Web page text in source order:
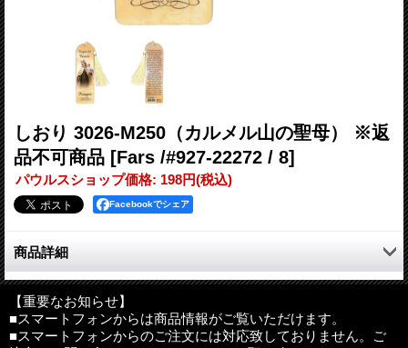
しおり 3026-M250（カルメル山の聖母） ※返
品不可商品 [Fars /#927-22272 / 8]
パウルスショップ価格: 198円(税込)
Facebookでシェア
商品詳細
聖画（カルメル山の聖母）がプリントされたしおりです。
裏面のお祈りはイタリア語です。
【重要なお知らせ】
■スマートフォンからは商品情報がご覧いただけます。
■スマートフォンからのご注文には対応致しておりません。ご